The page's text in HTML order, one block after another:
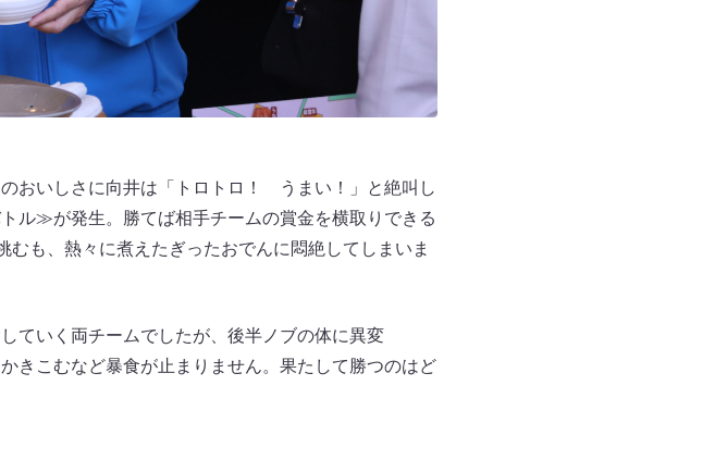
おいしさに向井は「トロトロ！ うまい！」と絶叫し
ル≫が発生。勝てば相手チームの賞金を横取りできる
むも、熱々に煮えたぎったおでんに悶絶してしまいま
ていく両チームでしたが、後半ノブの体に異変
こむなど暴食が止まりません。果たして勝つのはど